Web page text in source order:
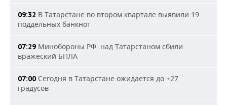
09:32 В Татарстане во втором квартале выявили 19
поддельных банкнот
07:29 Минобороны РФ: над Татарстаном сбили
вражеский БПЛА
07:00 Сегодня в Татарстане ожидается до +27
градусов